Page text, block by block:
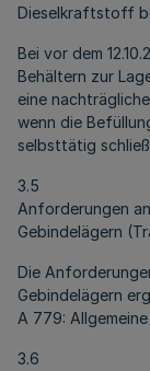
Dieselkraftstoff
Bei vor dem
Behältern zur
eine
wenn die
selbsttätig
3.5
Anforderungen
Gebindelägern
Die
Gebindelägern
A 779: Allgemeine
3.6